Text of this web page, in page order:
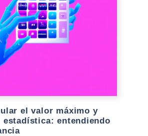
el valor máximo y
estadística: entendiendo